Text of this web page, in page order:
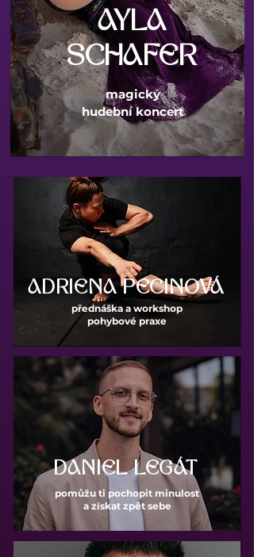
AYLA
SCHAFER
magický
hudebníkoncert
ADRIENA PECINOVÁ
přednáška a workshop
pohybové praxe
DANIEL LEGÁT
pomůžu ti pochopit minulost
a získat zpět sebe